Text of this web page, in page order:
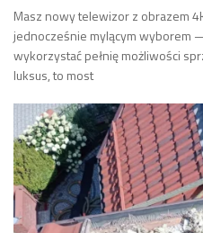
Masz nowy telewizor z obrazem
jednocześnie mylącym wyborem
wykorzystać pełnię możliwości
luksus, to most